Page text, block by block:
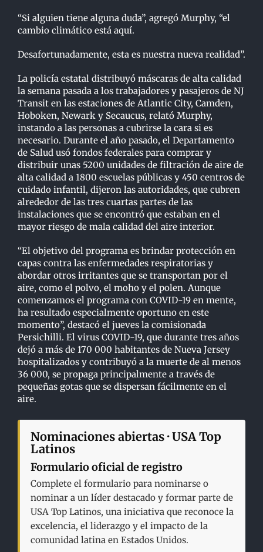
“Si alguien tiene alguna duda”, agregó Murphy, “el
cambio climático está aquí.
Desafortunadamente, esta es nuestra nueva realidad”.
La policía estatal distribuyó máscaras de alta calidad
la semana pasada a los trabajadores y pasajeros de NJ
Transit en las estaciones de Atlantic City, Camden,
Hoboken, Newark y Secaucus, relató Murphy,
instando a las personas a cubrirse la cara si es
necesario. Durante el año pasado, el Departamento
de Salud usó fondos federales para comprar y
distribuir unas 5200 unidades de filtración de aire de
alta calidad a 1800 escuelas públicas y 450 centros de
cuidado infantil, dijeron las autoridades, que cubren
alrededor de las tres cuartas partes de las
instalaciones que se encontró que estaban en el
mayor riesgo de mala calidad del aire interior.
“El objetivo del programa es brindar protección en
capas contra las enfermedades respiratorias y
abordar otros irritantes que se transportan por el
aire, como el polvo, el moho y el polen. Aunque
comenzamos el programa con COVID-19 en mente,
ha resultado especialmente oportuno en este
momento”, destacó el jueves la comisionada
Persichilli. El virus COVID-19, que durante tres años
dejó a más de 170 000 habitantes de Nueva Jersey
hospitalizados y contribuyó a la muerte de al menos
36 000, se propaga principalmente a través de
pequeñas gotas que se dispersan fácilmente en el
aire.
Nominaciones abiertas · USA Top
Latinos
Formulario oficial de registro
Complete el formulario para nominarse o
nominar a un líder destacado y formar parte de
USA Top Latinos, una iniciativa que reconoce la
excelencia, el liderazgo y el impacto de la
comunidad latina en Estados Unidos.